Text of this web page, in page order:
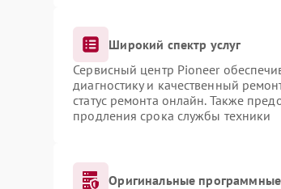
Широкий спектр услуг
Сервисный центр Pioneer
диагностику и качественный
статус ремонта онлайн. Также
продления срока службы техники
Оригинальные